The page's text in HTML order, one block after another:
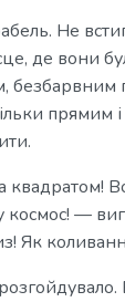
Не
де вони
безбарвним
прямим
квадратом!
космос! —
Як